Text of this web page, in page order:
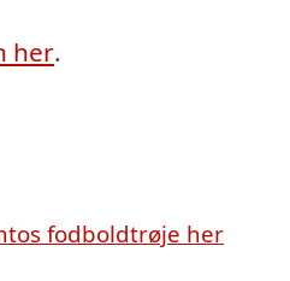
her.
fodboldtrøje her